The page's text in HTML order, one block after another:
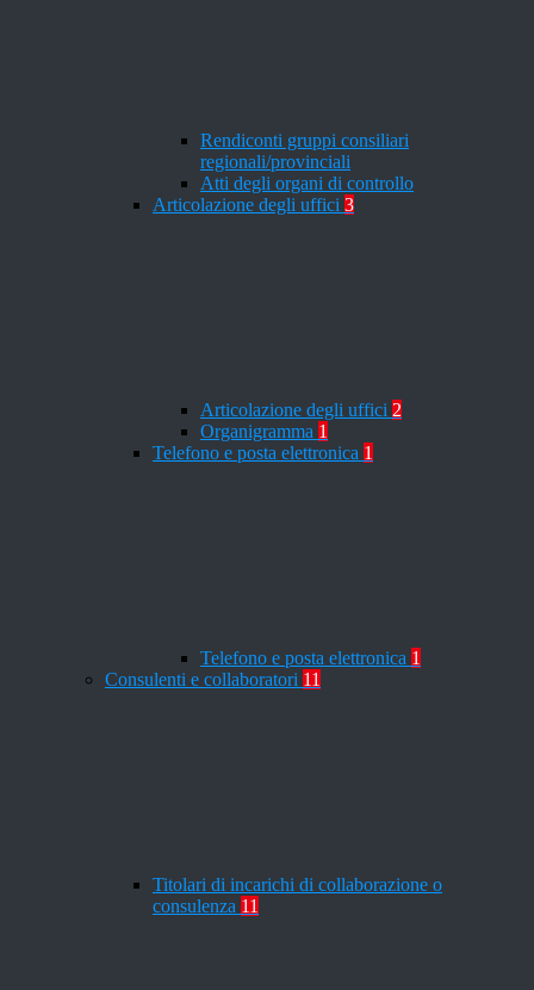
Rendiconti gruppi consiliari
regionali/provinciali
Atti degli organi di controllo
Articolazione degli uffici 3
Articolazione degli uffici 2
Organigramma 1
Telefono e posta elettronica 1
Telefono e posta elettronica 1
Consulenti e collaboratori 11
Titolari di incarichi di collaborazione o
consulenza 11